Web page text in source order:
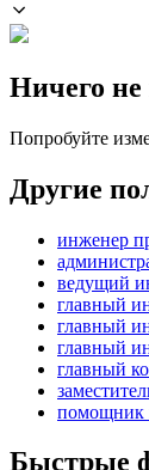
Ничего
Попробуйте
Другие
инженер
ведущий
главный
главный
главный
главный
помощник
Быстрые